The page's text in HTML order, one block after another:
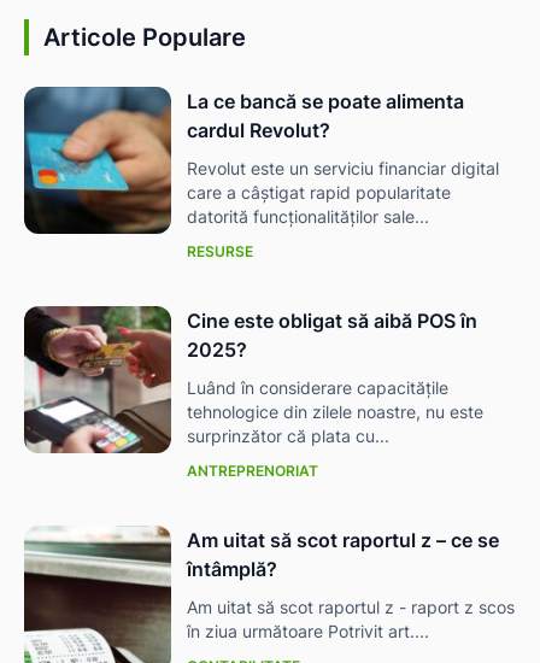
Articole Populare
La ce bancă se poate alimenta
cardul Revolut?
Revolut este un serviciu financiar digital
care a câștigat rapid popularitate
datorită funcționalităților sale...
RESURSE
Cine este obligat să aibă POS în
2025?
Luând în considerare capacitățile
tehnologice din zilele noastre, nu este
surprinzător că plata cu...
ANTREPRENORIAT
Am uitat să scot raportul z – ce se
întâmplă?
Am uitat să scot raportul z - raport z scos
în ziua următoare Potrivit art....